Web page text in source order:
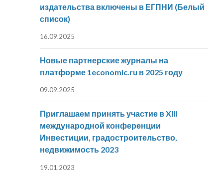
издательства включены в ЕГПНИ (Белый
список)
16.09.2025
Новые партнерские журналы на
платформе 1economic.ru в 2025 году
09.09.2025
Приглашаем принять участие в XIII
международной конференции
Инвестиции, градостроительство,
недвижимость 2023
19.01.2023